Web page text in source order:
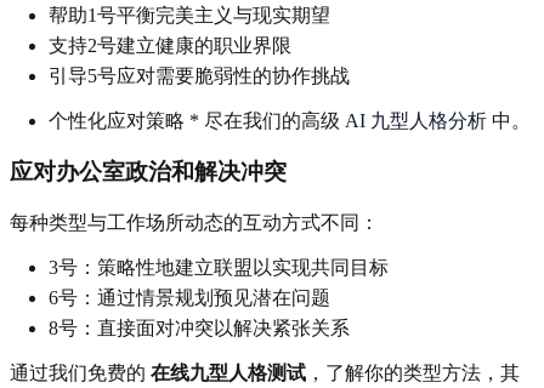
帮助1号平衡完美主义与现实期望
支持2号建立健康的职业界限
引导5号应对需要脆弱性的协作挑战
个性化应对策略 * 尽在我们的高级 AI 九型人格分析 中。
应对办公室政治和解决冲突
每种类型与工作场所动态的互动方式不同：
3号：策略性地建立联盟以实现共同目标
6号：通过情景规划预见潜在问题
8号：直接面对冲突以解决紧张关系
通过我们免费的 在线九型人格测试 ，了解你的类型方法，其